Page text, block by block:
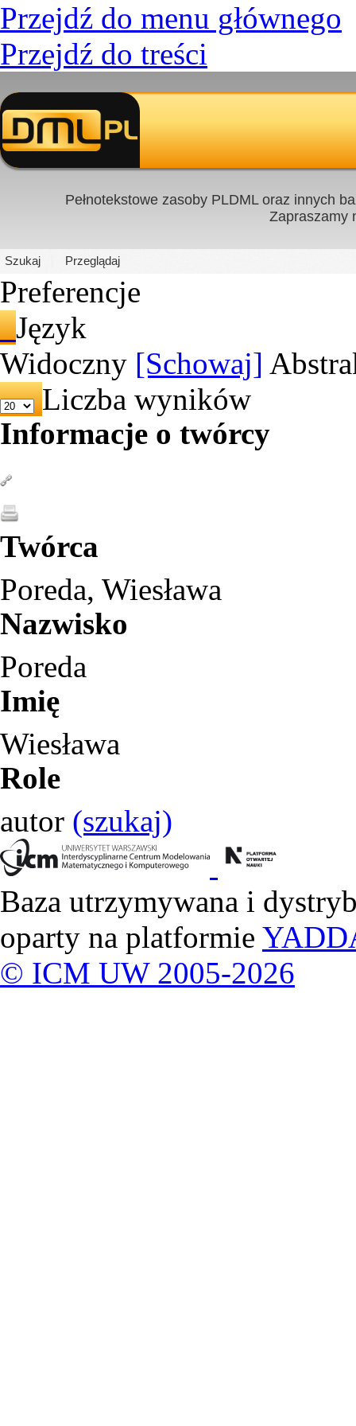
Przejdź do menu głównego
Przejdź do treści
PL|EN
Pełnotekstowe zasoby PLDML oraz innych
Zapraszamy
Szukaj Przeglądaj
Preferencje
Język
Widoczny [Schowaj]
Liczba wyników
Informacje o twórcy
Twórca
Poreda, Wiesława
Nazwisko
Poreda
Imię
Wiesława
Role
autor (szukaj)
Baza utrzymywana i
oparty na platformie
© ICM UW 2005-2026